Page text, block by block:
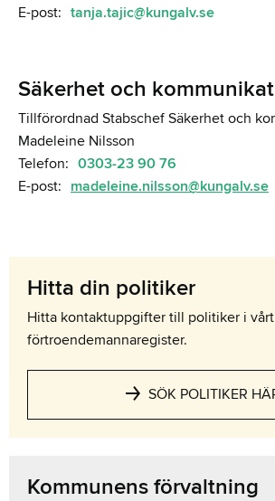
E-post: tanja.tajic@kungalv.se
Säkerhet och
Tillförordnad Stabschef Säkerhet och
Madeleine Nilsson
Telefon: 0303-23 90 76
E-post: madeleine.nilsson@kungalv.se
Hitta din politiker
Hitta kontaktuppgifter till politiker i vårt
förtroendemannaregister.
SÖK POLITIKER
Kommunens förvaltning